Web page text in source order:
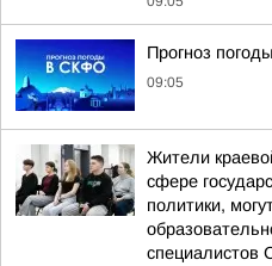
Прогноз
09:05
Жители
сфере
политики,
специалистов